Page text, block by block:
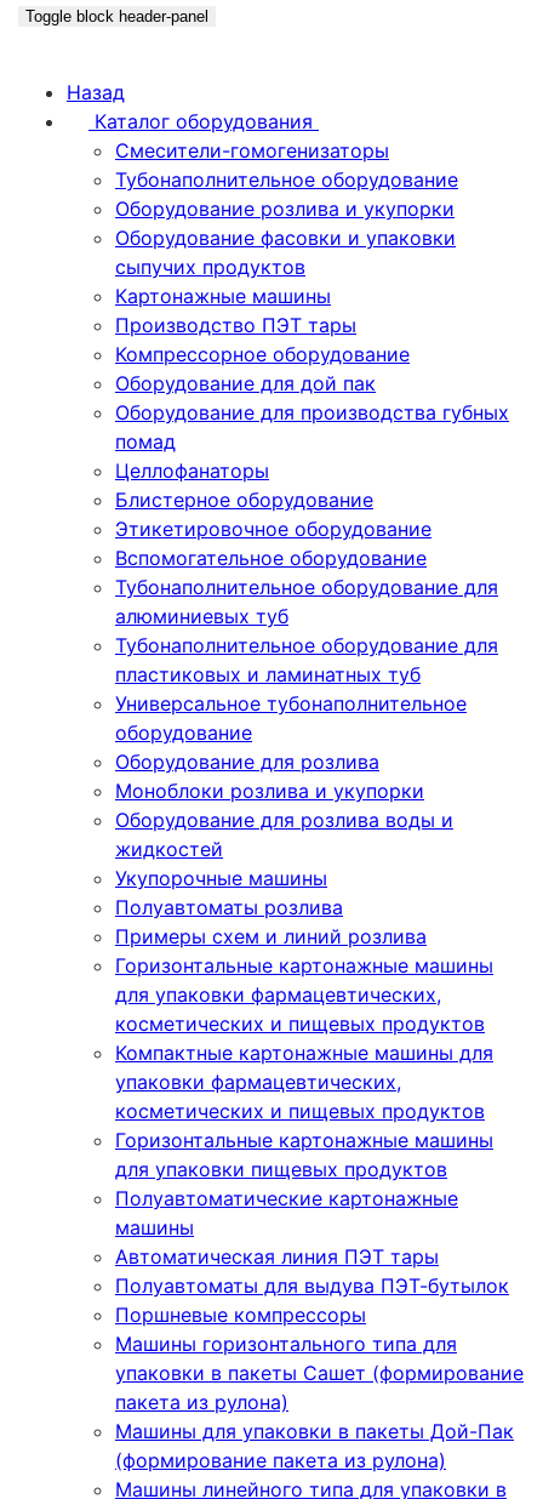
Toggle block header-panel
Назад
Каталог оборудования
Смесители-гомогенизаторы
Тубонаполнительное оборудование
Оборудование розлива и укупорки
Оборудование фасовки и упаковки
сыпучих продуктов
Картонажные машины
Производство ПЭТ тары
Компрессорное оборудование
Оборудование для дой пак
Оборудование для производства губных
помад
Целлофанаторы
Блистерное оборудование
Этикетировочное оборудование
Вспомогательное оборудование
Тубонаполнительное оборудование для
алюминиевых туб
Тубонаполнительное оборудование для
пластиковых и ламинатных туб
Универсальное тубонаполнительное
оборудование
Оборудование для розлива
Моноблоки розлива и укупорки
Оборудование для розлива воды и
жидкостей
Укупорочные машины
Полуавтоматы розлива
Примеры схем и линий розлива
Горизонтальные картонажные машины
для упаковки фармацевтических,
косметических и пищевых продуктов
Компактные картонажные машины для
упаковки фармацевтических,
косметических и пищевых продуктов
Горизонтальные картонажные машины
для упаковки пищевых продуктов
Полуавтоматические картонажные
машины
Автоматическая линия ПЭТ тары
Полуавтоматы для выдува ПЭТ-бутылок
Поршневые компрессоры
Машины горизонтального типа для
упаковки в пакеты Сашет (формирование
пакета из рулона)
Машины для упаковки в пакеты Дой-Пак
(формирование пакета из рулона)
Машины линейного типа для упаковки в